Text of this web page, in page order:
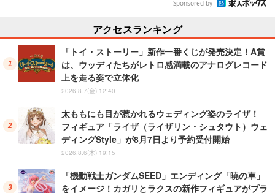
Sponsored by
アクセスランキング
「トイ・ストーリー」新作一番くじが発売決定！A賞
は、ウッディたちがレトロ感満載のアナログレコード
上を走る姿で立体化
2026.8.7(金) 12:40
太ももにも目が惹かれるウェディング姿のライザ！
フィギュア「ライザ（ライザリン・シュタウト）ウェ
ディングStyle」が8月7日より予約受付開始
2026.8.6(木) 19:15
「機動戦士ガンダムSEED」エンディング「暁の車」
をイメージ！カガリとラクスの新作フィギュアがプラ